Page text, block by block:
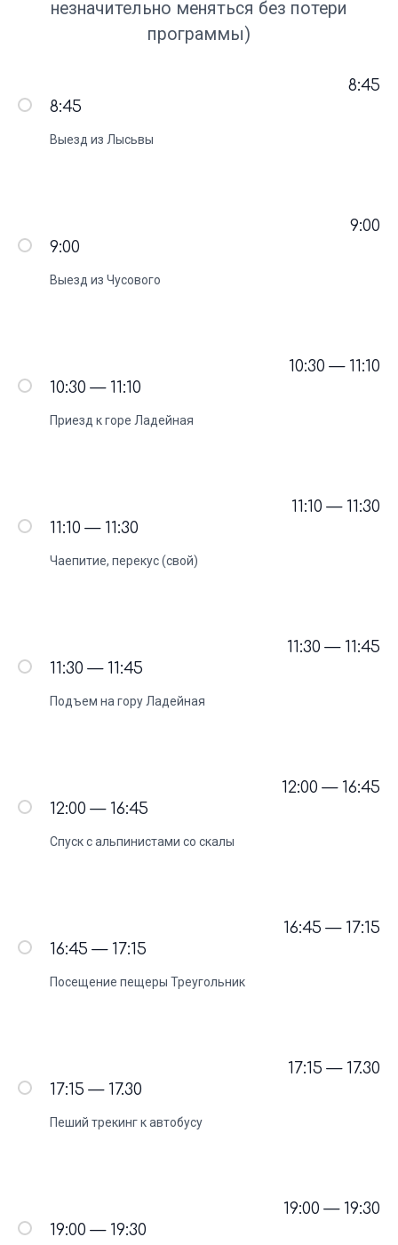
8:45
8:45
Выезд из Лысьвы
9:00
9:00
Выезд из Чусового
10:30 — 11:10
10:30 — 11:10
Приезд к горе Ладейная
11:10 — 11:30
11:10 — 11:30
Чаепитие, перекус (свой)
11:30 — 11:45
11:30 — 11:45
Подъем на гору Ладейная
12:00 — 16:45
12:00 — 16:45
Спуск с альпинистами со скалы
16:45 — 17:15
16:45 — 17:15
Посещение пещеры Треугольник
17:15 — 17.30
17:15 — 17.30
Пеший трекинг к автобусу
19:00 — 19:30
19:00 — 19:30
Забронировать тур
Фотографии из наших туров — реальные
моменты счастья и приключений
Вдохновитесь
о туре